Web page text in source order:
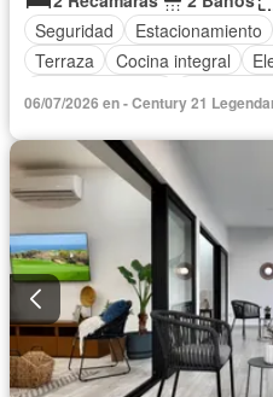
Seguridad
Estacionamiento
Terraza
Cocina integral
Aire acondicionado
Vista panorámica
Caseta de vigilancia
06/07/2026 en - Century 21